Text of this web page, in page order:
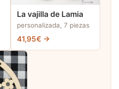
La vajilla de Lamia
personalizada, 7 piezas
41,95€ →